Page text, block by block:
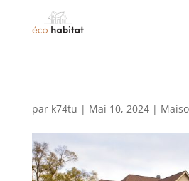
par k74tu | Mai 10, 2024|